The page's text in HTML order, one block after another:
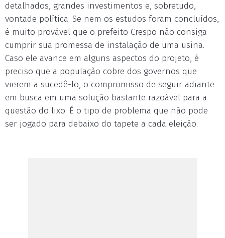
detalhados, grandes investimentos e, sobretudo,
vontade política. Se nem os estudos foram concluídos,
é muito provável que o prefeito Crespo não consiga
cumprir sua promessa de instalação de uma usina.
Caso ele avance em alguns aspectos do projeto, é
preciso que a população cobre dos governos que
vierem a sucedê-lo, o compromisso de seguir adiante
em busca em uma solução bastante razoável para a
questão do lixo. É o tipo de problema que não pode
ser jogado para debaixo do tapete a cada eleição.